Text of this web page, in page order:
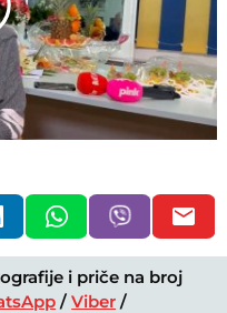
i priče na broj
/Viber /